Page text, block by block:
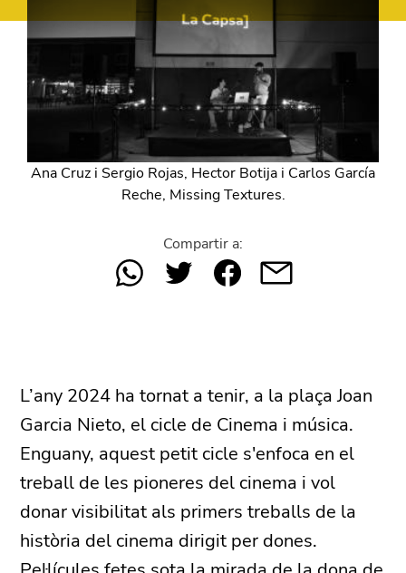
Ana Cruz i Sergio Rojas, Hector Botija i Carlos García
Reche, Missing Textures.
Compartir a:
L’any 2024 ha tornat a tenir, a la plaça Joan
Garcia Nieto, el cicle de Cinema i música.
Enguany, aquest petit cicle s'enfoca en el
treball de les pioneres del cinema i vol
donar visibilitat als primers treballs de la
història del cinema dirigit per dones.